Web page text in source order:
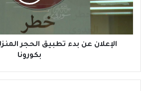
ي
ي
ا
ن
ن
بكورونا